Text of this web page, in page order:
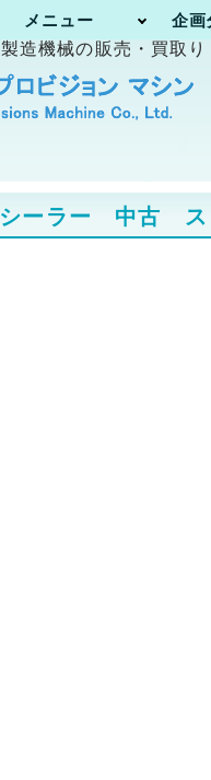
メニュー 企画
造機械の販売・買取り
シーラー 中古